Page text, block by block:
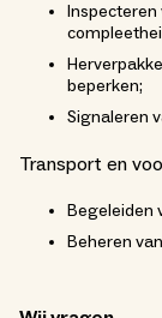
Inspecteren
beperken;
Signaleren
Transport en
Begeleiden
Beheren